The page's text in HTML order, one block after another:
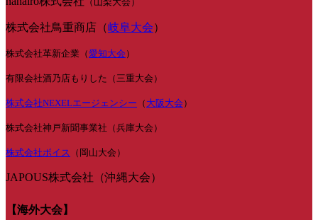
株式会社鳥重商店（岐阜大会）
株式会社革新企業（愛知大会 ）
有限会社酒乃店もりした（三重大会）
株式会社NEXELエージェンシー （ 大阪大会 ）
株式会社神戸新聞事業社（兵庫大会）
株式会社ボイス （岡山大会）
JAPOUS株式会社（沖縄大会）
【海外大会】